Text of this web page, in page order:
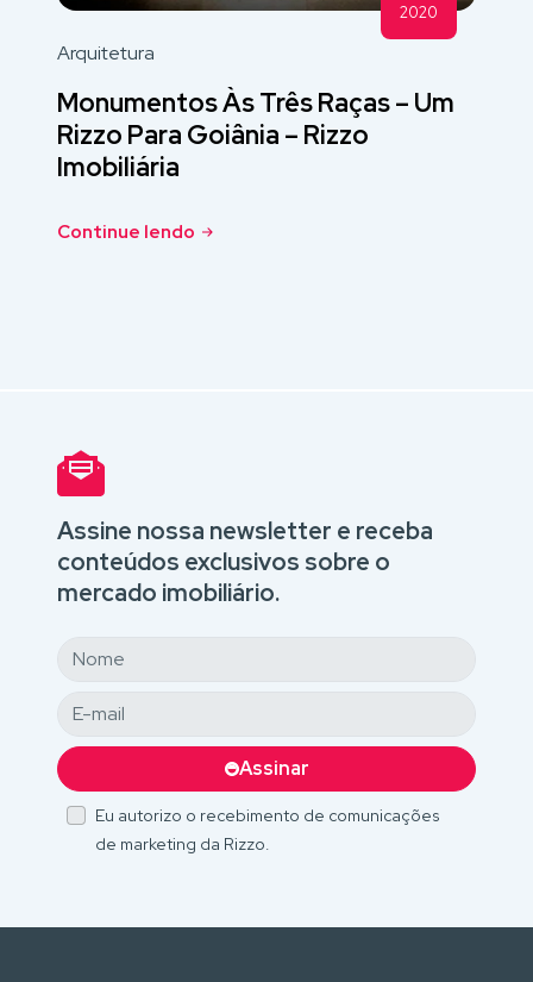
2020
Arquitetura
Monumentos Às Três Raças – Um
Rizzo Para Goiânia – Rizzo
Imobiliária
Continue lendo
Assine nossa newsletter e receba
conteúdos exclusivos sobre o
mercado imobiliário.
Assinar
Eu autorizo o recebimento de comunicações
de marketing da Rizzo.